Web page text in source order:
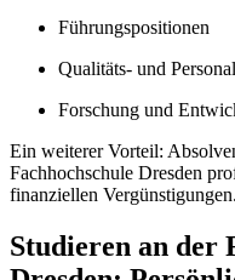
Führungspositionen
Qualitäts- und
Forschung und
Ein weiterer Vorteil:
Fachhochschule Dresden
finanziellen Vergünstigungen.
Studieren an der